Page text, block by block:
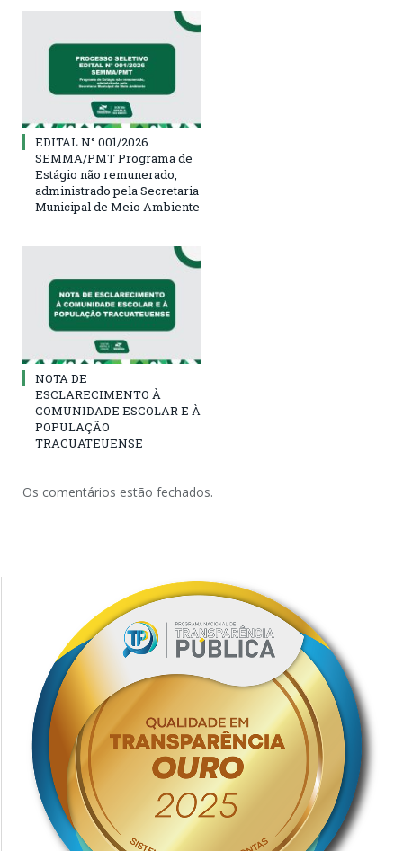
EDITAL N° 001/2026
SEMMA/PMT Programa de
Estágio não remunerado,
administrado pela Secretaria
Municipal de Meio Ambiente
NOTA DE
ESCLARECIMENTO À
COMUNIDADE ESCOLAR E À
POPULAÇÃO
TRACUATEUENSE
Os comentários estão fechados.